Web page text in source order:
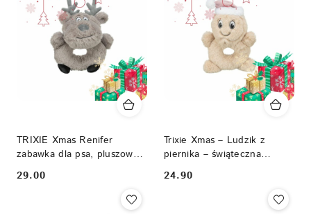
TRIXIE Xmas Renifer
zabawka dla psa, pluszowa
24 cm
Cena:
29.00
Trixie Xmas – Ludzik z
piernika – świąteczna
zabawka dla psa 22 cm
Cena:
24.90